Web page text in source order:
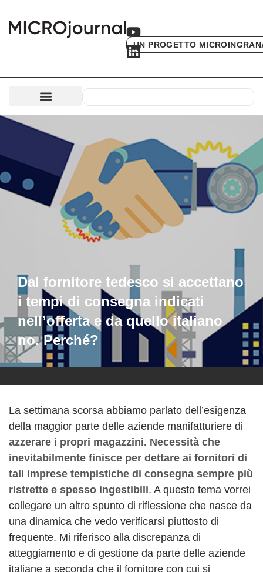
UN PROGETTO
Dal fornitore tedesco si accettano
i tempi di consegna indicati
nell’offerta e da quello italiano
no. Perché?
La settimana scorsa abbiamo parlato dell’esigenza
della maggior parte delle aziende manifatturiere di
azzerare i propri magazzini. Necessità che
inevitabilmente finisce per dettare ai fornitori di
tali imprese tempistiche di consegna sempre più
ristrette e spesso ingestibili. A questo tema vorrei
collegare un altro spunto di riflessione che nasce da
una dinamica che vedo verificarsi piuttosto di
frequente. Mi riferisco alla discrepanza di
atteggiamento e di gestione da parte delle aziende
italiane a seconda che il fornitore con cui si